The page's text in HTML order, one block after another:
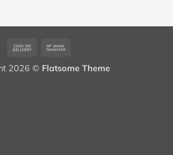
Cash
Delivery
2026 © Flatsome Theme